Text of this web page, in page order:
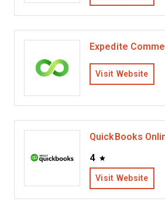
Expedite
Visit Website
QuickBooks
4
Visit Website